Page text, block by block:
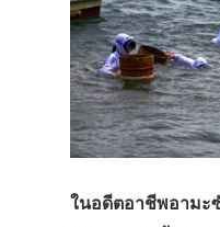
ในอดีตอาชีพอามะ